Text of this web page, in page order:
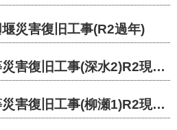
災害復旧工事(R2過年)
令和3年度 農地等災害復旧工事(深水2)R2現年繰
令和3年度 農地等災害復旧工事(柳瀬1)R2現年繰